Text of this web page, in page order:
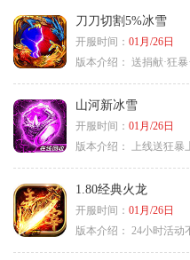
刀刀切割5%冰雪
开服时间： 01月/26日
版本介绍： 送捐献·狂暴
山河新冰雪
开服时间： 01月/26日
版本介绍：
上线送狂暴
1.80经典火龙
开服时间： 01月/26日
版本介绍： 24小时活动